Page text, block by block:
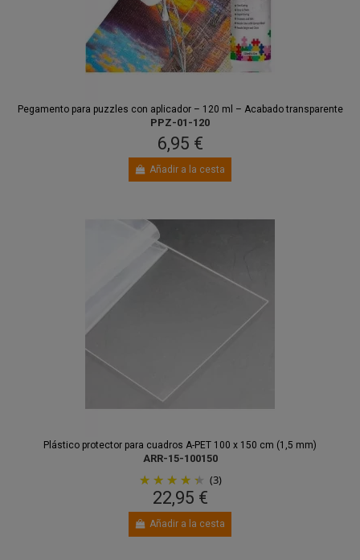
Pegamento para puzzles con aplicador – 120 ml – Acabado transparente
PPZ-01-120
6,95 €
Añadir a la cesta
Plástico protector para cuadros A-PET 100 x 150 cm (1,5 mm)
ARR-15-100150
(3)
22,95 €
Añadir a la cesta